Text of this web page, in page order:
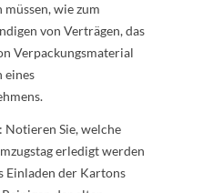
wie zum
von Verträgen, das
Verpackungsmaterial
eines
: Notieren Sie, welche
erledigt werden
Einladen der Kartons